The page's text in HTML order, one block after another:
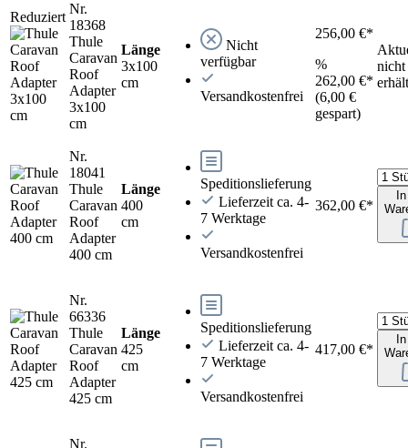
Reduziert
Nr.
18368
Thule
Caravan
Roof
Adapter
3x100
cm
Länge
3x100
cm
Nicht
verfügbar
Versandkostenfrei
256,00 €*
%
262,00 €*
(6,00 €
gespart)
nicht
Nr.
18041
Thule
Caravan
Roof
Adapter
400 cm
Länge
400
cm
Speditionslieferung
Lieferzeit ca. 4-
7 Werktage
Versandkostenfrei
362,00 €*
Nr.
66336
Thule
Caravan
Roof
Adapter
425 cm
Länge
425
cm
Speditionslieferung
Lieferzeit ca. 4-
7 Werktage
Versandkostenfrei
417,00 €*
Nr.